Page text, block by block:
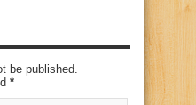
be published.
*